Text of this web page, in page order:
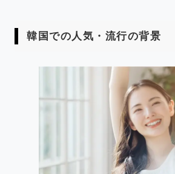
韓国での人気・流行の背景